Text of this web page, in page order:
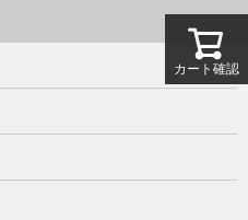
カート確認